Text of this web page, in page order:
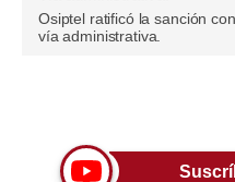
Opinión
Blogs
Osiptel ratificó la sanción
vía administrativa.